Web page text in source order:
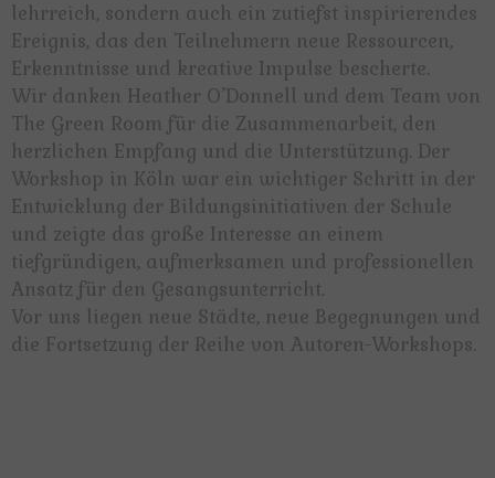
lehrreich, sondern auch ein zutiefst inspirierendes
Ereignis, das den Teilnehmern neue Ressourcen,
Erkenntnisse und kreative Impulse bescherte.
Wir danken Heather O’Donnell und dem Team von
The Green Room für die Zusammenarbeit, den
herzlichen Empfang und die Unterstützung. Der
Workshop in Köln war ein wichtiger Schritt in der
Entwicklung der Bildungsinitiativen der Schule
und zeigte das große Interesse an einem
tiefgründigen, aufmerksamen und professionellen
Ansatz für den Gesangsunterricht.
Vor uns liegen neue Städte, neue Begegnungen und
die Fortsetzung der Reihe von Autoren-Workshops.